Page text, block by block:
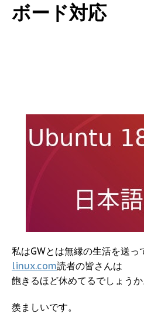
ボード対応
私はGWとは無縁の生活を送っ
linux.com読者の皆さんは
飽きるほど休めてるでしょうか
羨ましいです。